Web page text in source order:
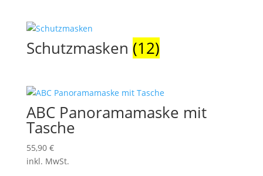
Schutzmasken (12)
ABC Panoramamaske mit
Tasche
55,90 €
inkl. MwSt.